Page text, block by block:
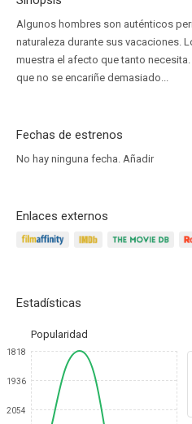
Algunos hombres son auténticos
naturaleza durante sus vacaciones.
muestra el afecto que tanto
que no se encariñe demasiado...
Fechas de estrenos
No hay ninguna fecha. Añadir
Enlaces externos
Estadísticas
Popularidad
1818
1936
2054